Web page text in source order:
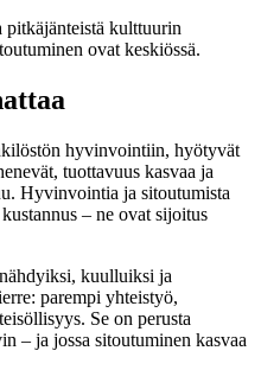
pitkäjänteistä kulttuurin
ovat keskiössä.
hyvinvointiin, hyötyvät
tuottavuus kasvaa ja
Hyvinvointia ja sitoutumista
– ne ovat sijoitus
kuulluiksi ja
parempi yhteistyö,
Se on perusta
– ja jossa sitoutuminen kasvaa